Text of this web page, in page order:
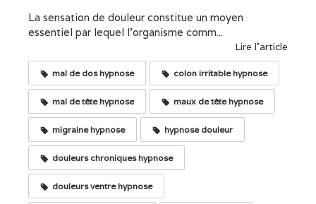
La sensation de douleur constitue un moyen
essentiel par lequel l'organisme comm...
Lire l'article
mal de dos hypnose colon irritable hypnose
mal de tête hypnose maux de tête hypnose
migraine hypnose hypnose douleur
douleurs chroniques hypnose
douleurs ventre hypnose